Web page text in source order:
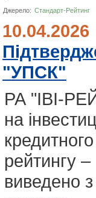
Джерело: Стандарт-Рейтинг
10.04.2026
"УПСК"
РА "ІВІ-
на
рейтингу
виведено